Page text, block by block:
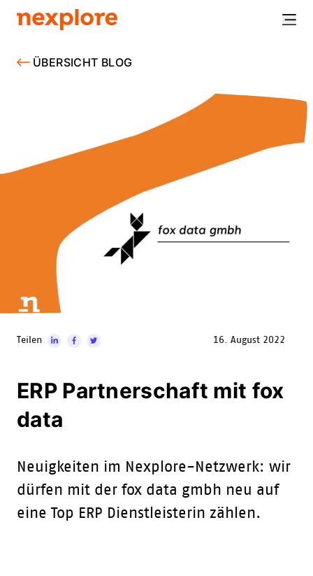
ÜBERSICHT BLOG
Teilen 16. August 2022
ERP Partnerschaft mit fox
data
Neuigkeiten im Nexplore-Netzwerk: wir
dürfen mit der fox data gmbh neu auf
eine Top ERP Dienstleisterin zählen.